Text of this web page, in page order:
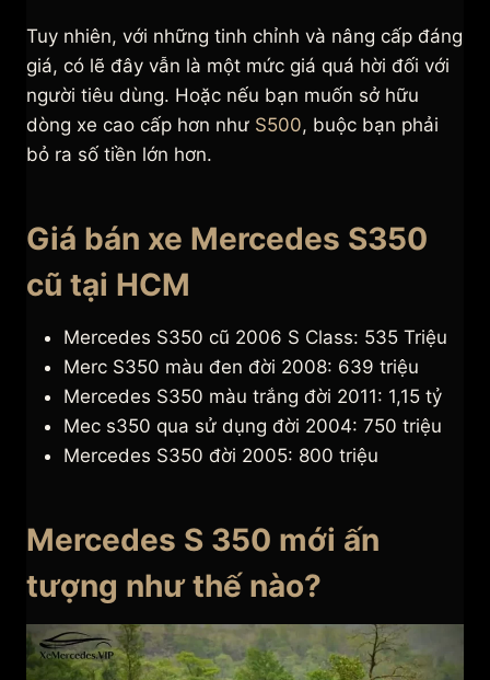
Tuy nhiên, với những tinh chỉnh và nâng cấp đáng
giá, có lẽ đây vẫn là một mức giá quá hời đối với
người tiêu dùng. Hoặc nếu bạn muốn sở hữu
dòng xe cao cấp hơn như S500, buộc bạn phải
bỏ ra số tiền lớn hơn.
Giá bán xe Mercedes S350
cũ tại HCM
Mercedes S350 cũ 2006 S Class: 535 Triệu
Merc S350 màu đen đời 2008: 639 triệu
Mercedes S350 màu trắng đời 2011: 1,15 tỷ
Mec s350 qua sử dụng đời 2004: 750 triệu
Mercedes S350 đời 2005: 800 triệu
Mercedes S 350 mới ấn
tượng như thế nào?